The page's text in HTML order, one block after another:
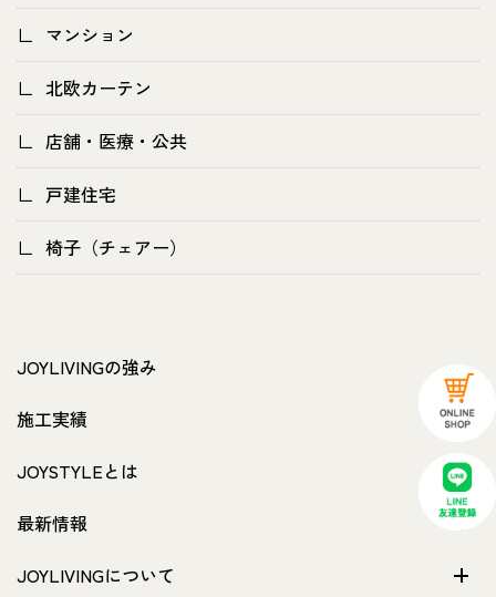
マンション
北欧カーテン
店舗・医療・公共
戸建住宅
椅子（チェアー）
JOYLIVINGの強み
施工実績
JOYSTYLEとは
最新情報
JOYLIVINGについて